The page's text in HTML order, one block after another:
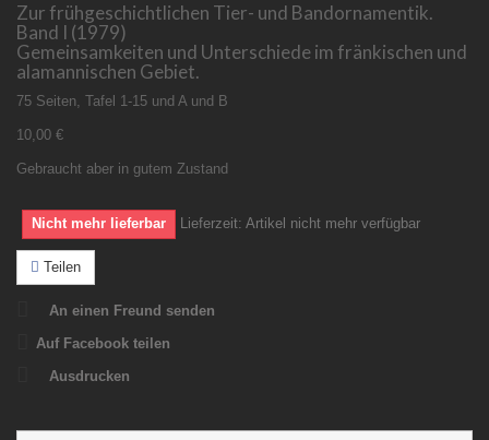
Zur frühgeschichtlichen Tier- und Bandornamentik.
Band I (1979)
Gemeinsamkeiten und Unterschiede im fränkischen und
alamannischen Gebiet.
75 Seiten, Tafel 1-15 und A und B
10,00 €
Gebraucht aber in gutem Zustand
Nicht mehr lieferbar Lieferzeit: Artikel nicht mehr verfügbar
Teilen
An einen Freund senden
Auf Facebook teilen
Ausdrucken